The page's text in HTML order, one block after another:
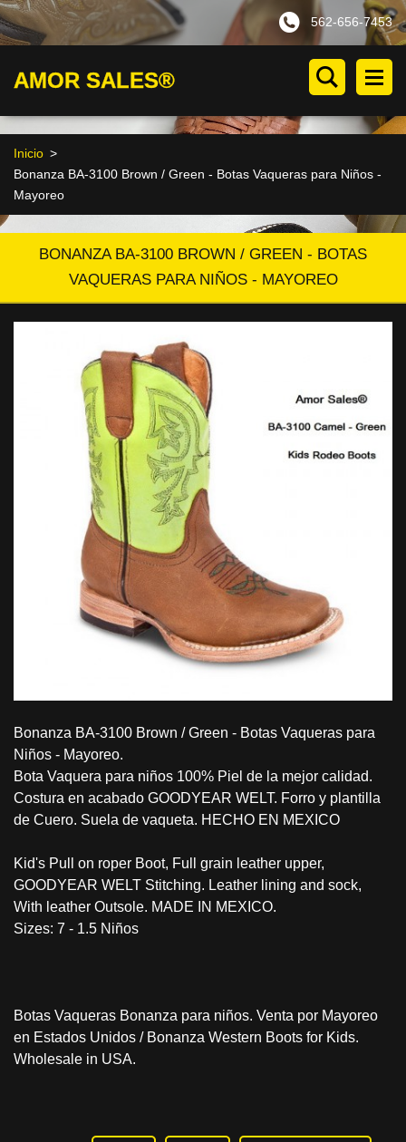
562-656-7453
AMOR SALES®
Inicio >
Bonanza BA-3100 Brown / Green - Botas Vaqueras para Niños -
Mayoreo
BONANZA BA-3100 BROWN / GREEN - BOTAS
VAQUERAS PARA NIÑOS - MAYOREO
Bonanza BA-3100 Brown / Green - Botas Vaqueras para
Niños - Mayoreo.
Bota Vaquera para niños 100% Piel de la mejor calidad.
Costura en acabado GOODYEAR WELT. Forro y plantilla
de Cuero. Suela de vaqueta. HECHO EN MEXICO
Kid's Pull on roper Boot, Full grain leather upper,
GOODYEAR WELT Stitching. Leather lining and sock,
With leather Outsole. MADE IN MEXICO.
Sizes: 7 - 1.5 Niños
Botas Vaqueras Bonanza para niños. Venta por Mayoreo
en Estados Unidos / Bonanza Western Boots for Kids.
Wholesale in USA.